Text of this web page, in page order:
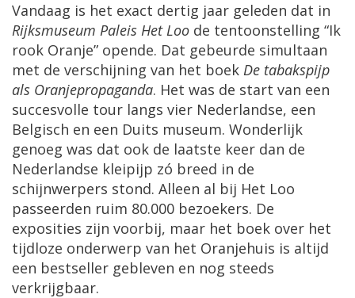
Vandaag is het exact dertig jaar geleden dat in
Rijksmuseum Paleis Het Loo de tentoonstelling “Ik
rook Oranje” opende. Dat gebeurde simultaan
met de verschijning van het boek De tabakspijp
als Oranjepropaganda. Het was de start van een
succesvolle tour langs vier Nederlandse, een
Belgisch en een Duits museum. Wonderlijk
genoeg was dat ook de laatste keer dan de
Nederlandse kleipijp zó breed in de
schijnwerpers stond. Alleen al bij Het Loo
passeerden ruim 80.000 bezoekers. De
exposities zijn voorbij, maar het boek over het
tijdloze onderwerp van het Oranjehuis is altijd
een bestseller gebleven en nog steeds
verkrijgbaar.